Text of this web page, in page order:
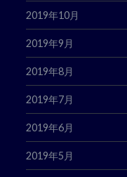
2019年10月
2019年9月
2019年8月
2019年7月
2019年6月
2019年5月